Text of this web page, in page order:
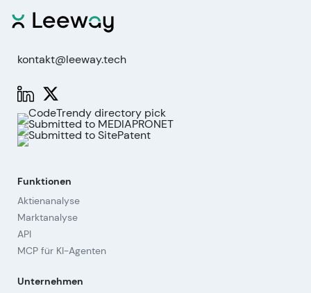
kontakt@leeway.tech
Funktionen
Aktienanalyse
Marktanalyse
API
MCP für KI-Agenten
Unternehmen